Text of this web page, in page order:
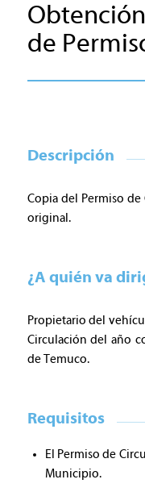
de
Descripción
Copia del Permiso
original.
¿A quién va
Propietario del
Circulación del año
de Temuco.
Requisitos
El Permiso de
Municipio.